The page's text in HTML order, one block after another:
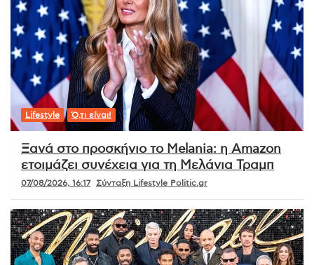
Lifestyle Ό,τι είναι!
Ξανά στο προσκήνιο το Melania: η Amazon
ετοιμάζει συνέχεια για τη Μελάνια Τραμπ
07/08/2026, 16:17 Σύνταξη Lifestyle Politic.gr